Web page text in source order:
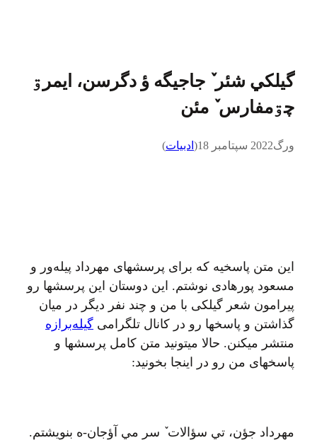
گيلکي شئر ٚ جاجيگه ؤ دگرسن، ايمرۊ
چۊمفارس ٚ مئن
ورگ2022 سپتامبر 18 ( ادبيات)
اين متن پاسخیه که برای پرسشهای مهرداد پیله‌ور و
مسعود پورهادی نوشتم. این دوستان این پرسشها رو
پیرامون شعر گیلکی با من و چند نفر دیگر در میان
گذاشتن و پاسخها رو در کانال تلگرامی گیله‌برازه
منتشر میکنن. حالا میتونید متن کامل پرسشها و
پاسخهای من رو در اینجا بخونید:
مهرداد جؤن، تي سؤالات ٚ سر مي آؤجان-ه بنويشتم.